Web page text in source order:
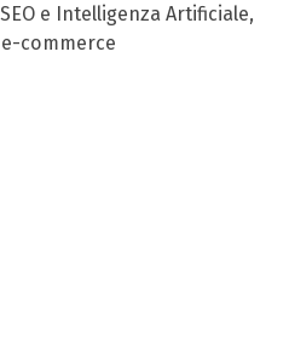
e Intelligenza Artificiale,
commerce